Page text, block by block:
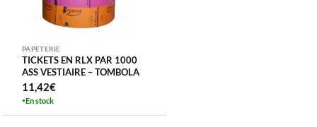
PAPETERIE
TICKETS EN RLX PAR 1000
ASS VESTIAIRE – TOMBOLA
11,42€
En stock